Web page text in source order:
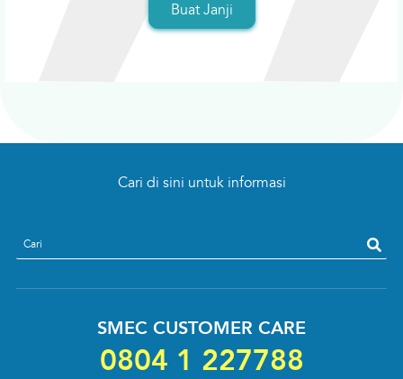
Buat Janji
Cari di sini untuk informasi
search
SMEC CUSTOMER CARE
0804 1 227788